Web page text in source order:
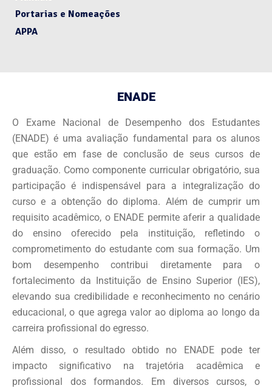
Portarias e Nomeações
APPA
ENADE
O Exame Nacional de Desempenho dos Estudantes
(ENADE) é uma avaliação fundamental para os alunos
que estão em fase de conclusão de seus cursos de
graduação. Como componente curricular obrigatório, sua
participação é indispensável para a integralização do
curso e a obtenção do diploma. Além de cumprir um
requisito acadêmico, o ENADE permite aferir a qualidade
do ensino oferecido pela instituição, refletindo o
comprometimento do estudante com sua formação. Um
bom desempenho contribui diretamente para o
fortalecimento da Instituição de Ensino Superior (IES),
elevando sua credibilidade e reconhecimento no cenário
educacional, o que agrega valor ao diploma ao longo da
carreira profissional do egresso.
Além disso, o resultado obtido no ENADE pode ter
impacto significativo na trajetória acadêmica e
profissional dos formandos. Em diversos cursos, o